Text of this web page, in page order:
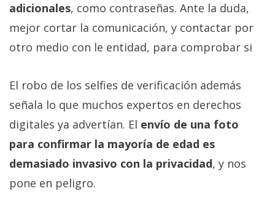
adicionales, como contraseñas. Ante la duda,
mejor cortar la comunicación, y contactar por
otro medio con le entidad, para comprobar si
El robo de los selfies de verificación además
señala lo que muchos expertos en derechos
digitales ya advertían. El envío de una foto
para confirmar la mayoría de edad es
demasiado invasivo con la privacidad, y nos
pone en peligro.